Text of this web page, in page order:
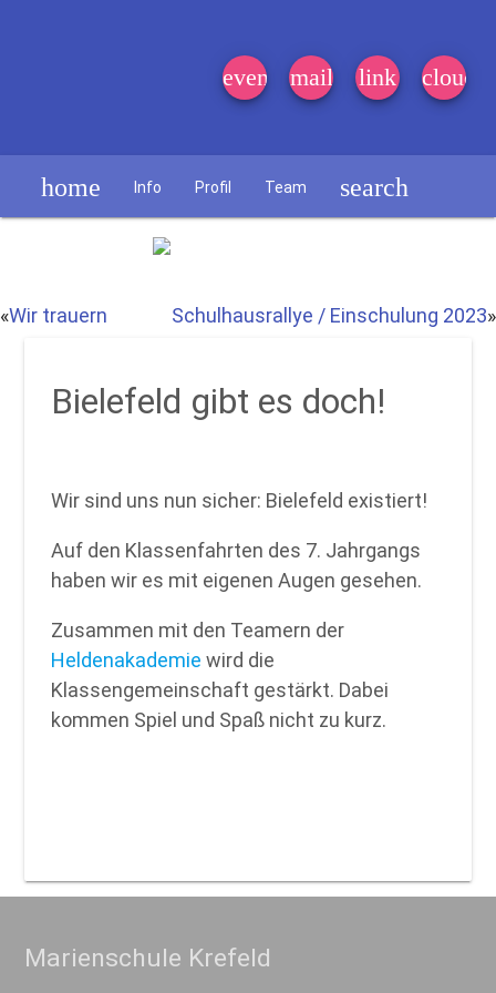
event_note
mail link cloud
home Info Profil Team search
«Wir trauern Schulhausrallye / Einschulung 2023»
Bielefeld gibt es doch!
Wir sind uns nun sicher: Bielefeld existiert!
Auf den Klassenfahrten des 7. Jahrgangs
haben wir es mit eigenen Augen gesehen.
Zusammen mit den Teamern der
Heldenakademie wird die
Klassengemeinschaft gestärkt. Dabei
kommen Spiel und Spaß nicht zu kurz.
Marienschule Krefeld